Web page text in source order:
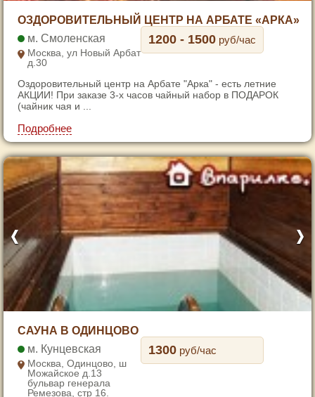
ОЗДОРОВИТЕЛЬНЫЙ ЦЕНТР НА АРБАТЕ «АРКА»
Смоленская
Москва, ул Новый Арбат
д.30
1200 - 1500 руб/час
Оздоровительный центр на Арбате "Арка" - есть летние
АКЦИИ! При заказе 3-х часов чайный набор в ПОДАРОК
(чайник чая и ...
Подробнее
САУНА В ОДИНЦОВО
Кунцевская
Москва, Одинцово, ш
Можайское д.13
бульвар генерала
Ремезова, стр 16.
1300 руб/час